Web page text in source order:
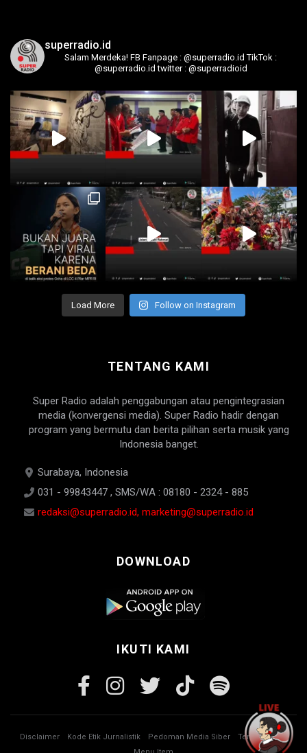
superradio.id
Salam Merdeka! FB Fanpage : @superradio.id TikTok :
@superradio.id twitter : @superradioid
Load More Follow on Instagram
TENTANG KAMI
Super Radio adalah penggabungan atau pengintegrasian
media (konvergensi media). Super Radio hadir dengan
program yang bermutu dan berita pilihan serta musik yang
Indonesia banget.
Surabaya, Indonesia
031 - 99843447 , SMS/WA : 08180 - 2324 - 885
redaksi@superradio.id, marketing@superradio.id
DOWNLOAD
IKUTI KAMI
Disclaimer Kode Etik Jurnalistik Pedoman Media Siber
Tentang Kami